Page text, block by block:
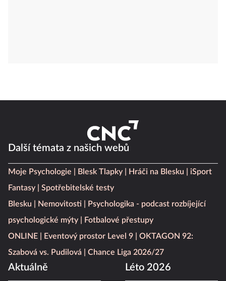
Další témata z našich webů
Moje Psychologie Blesk Tlapky Hráči na Blesku
iSport
Fantasy
Spotřebitelské testy
Blesku
Nemovitosti
Psychologika - podcast rozbíjející
psychologické mýty
Fotbalové přestupy
ONLINE
Eventový prostor Level 9
OKTAGON 92:
Szabová vs. Pudilová
Chance Liga 2026/27
Aktuálně Léto 2026